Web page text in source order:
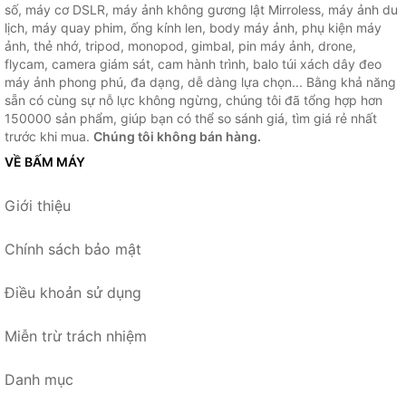
số, máy cơ DSLR, máy ảnh không gương lật Mirroless, máy ảnh du
lịch, máy quay phim, ống kính len, body máy ảnh, phụ kiện máy
ảnh, thẻ nhớ, tripod, monopod, gimbal, pin máy ảnh, drone,
flycam, camera giám sát, cam hành trình, balo túi xách dây đeo
máy ảnh phong phú, đa dạng, dễ dàng lựa chọn... Bằng khả năng
sẵn có cùng sự nỗ lực không ngừng, chúng tôi đã tổng hợp hơn
150000 sản phẩm, giúp bạn có thể so sánh giá, tìm giá rẻ nhất
trước khi mua. Chúng tôi không bán hàng.
VỀ BẤM MÁY
Giới thiệu
Chính sách bảo mật
Điều khoản sử dụng
Miễn trừ trách nhiệm
Danh mục